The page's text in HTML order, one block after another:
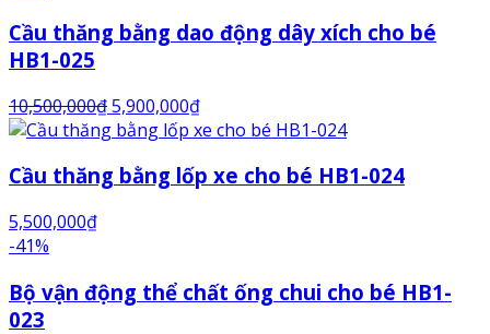
Cầu thăng bằng dao động dây xích cho bé
HB1-025
10,500,000₫5,900,000₫
Cầu thăng bằng lốp xe cho bé HB1-024
5,500,000₫
-41%
Bộ vận động thể chất ống chui cho bé HB1-
023